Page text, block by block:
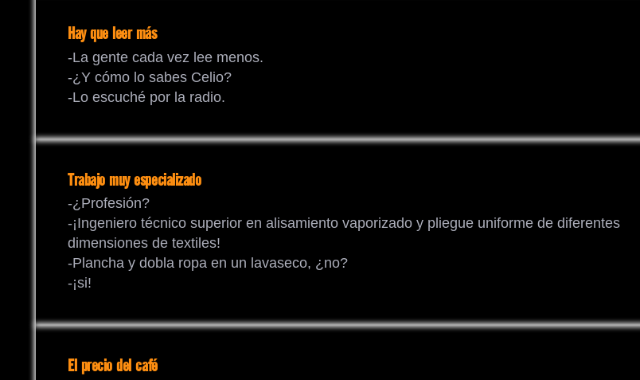
Hay que leer más
-La gente cada vez lee menos.
-¿Y cómo lo sabes Celio?
-Lo escuché por la radio.
Trabajo muy especializado
-¿Profesión?
-¡Ingeniero técnico superior en alisamiento vaporizado y pliegue uniforme de diferentes
dimensiones de textiles!
-Plancha y dobla ropa en un lavaseco, ¿no?
-¡si!
El precio del café